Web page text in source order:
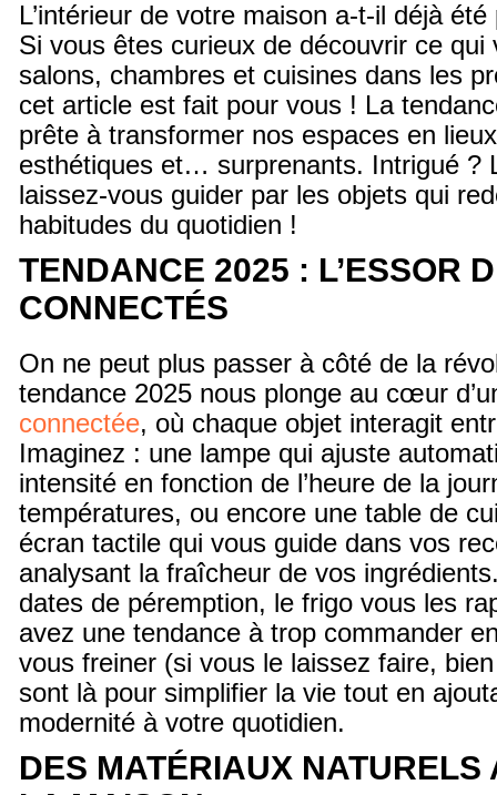
L’intérieur de votre maison a-t-il déjà
Si vous êtes curieux de découvrir ce qui
salons, chambres et cuisines dans les
cet article est fait pour vous ! La
prête à transformer nos espaces en
esthétiques et… surprenants. Intrigué ?
laissez-vous guider par les objets qui
habitudes du quotidien !
TENDANCE 2025 : L’ESSOR
CONNECTÉS
On ne peut plus passer à côté de la
tendance 2025 nous plonge au cœur
connectée, où chaque objet interagit
Imaginez : une lampe qui ajuste
intensité en fonction de l’heure de la
températures, ou encore une table de
écran tactile qui vous guide dans vos
analysant la fraîcheur de vos
dates de péremption, le frigo vous les
avez une tendance à trop commander
vous freiner (si vous le laissez faire,
sont là pour simplifier la vie tout en
modernité à votre quotidien.
DES MATÉRIAUX